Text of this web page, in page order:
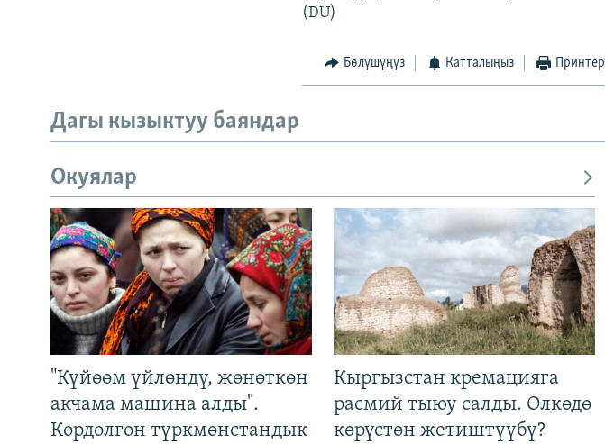
(DU)
Бөлүшүңүз Катталыңыз Принтер
Дагы кызыктуу баяндар
Окуялар
"Күйөөм үйлөндү, жөнөткөн
акчама машина алды".
Кордолгон түркмөнстандык
Кыргызстан кремацияга
расмий тыюу салды. Өлкөдө
көрүстөн жетиштүүбү?